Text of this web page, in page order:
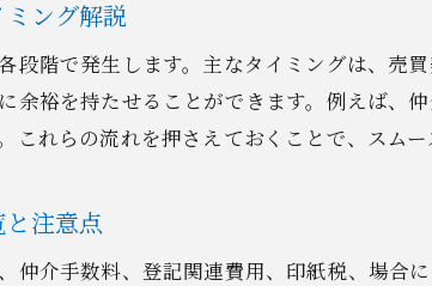
初めてでも安心な売却手続きの
不動産売却初心者向け手続
中古戸建売却で迷わない準
安心して売却手続きを進め
ング解説
段階で発生します。主なタイミングは、売
余裕を持たせることができます。例えば、
れらの流れを押さえておくことで、スムー
注意点
仲介手数料、登記関連費用、印紙税、場合